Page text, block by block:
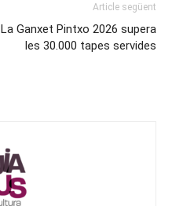
Article següent
La Ganxet Pintxo 2026 supera
les 30.000 tapes servides